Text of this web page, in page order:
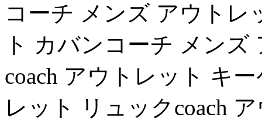
コーチ メンズ アウトレ
ト カバンコーチ メン
coach アウトレット キ
レット リュックcoach